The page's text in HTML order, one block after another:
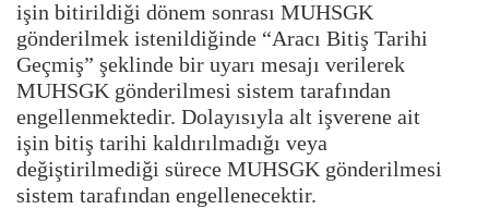
işin bitirildiği dönem sonrası MUHSGK
gönderilmek istenildiğinde “Aracı Bitiş Tarihi
Geçmiş” şeklinde bir uyarı mesajı verilerek
MUHSGK gönderilmesi sistem tarafından
engellenmektedir. Dolayısıyla alt işverene ait
işin bitiş tarihi kaldırılmadığı veya
değiştirilmediği sürece MUHSGK gönderilmesi
sistem tarafından engellenecektir.